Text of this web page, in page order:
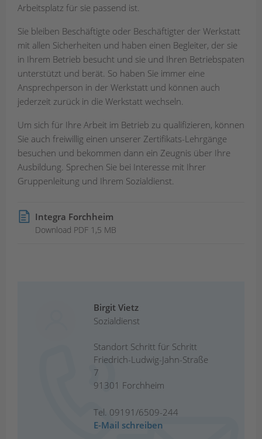
Arbeitsplatz für sie passend ist.
Sie bleiben Beschäftigte oder Beschäftigter der Werkstatt
mit allen Sicherheiten und haben einen Begleiter, der sie
in Ihrem Betrieb besucht und sie und Ihren Betriebspaten
unterstützt und berät. So haben Sie immer eine
Ansprechperson in der Werkstatt und können auch
jederzeit zurück in die Werkstatt wechseln.
Um sich für Ihre Arbeit im Betrieb zu qualifizieren, können
Sie auch freiwillig einen unserer Zertifikats-Lehrgänge
besuchen und bekommen dann ein Zeugnis über Ihre
Ausbildung. Sprechen Sie bei Interesse mit Ihrer
Gruppenleitung und Ihrem Sozialdienst.
Integra Forchheim
Download PDF 1,5 MB
Birgit Vietz
Sozialdienst
Standort Schritt für Schritt
Friedrich-Ludwig-Jahn-Straße
7
91301 Forchheim
Tel. 09191/6509-244
E-Mail schreiben